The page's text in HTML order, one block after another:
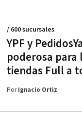
YPF y
poderosa para
tiendas Full a
/ 600 sucursales
PorIgnacio Ortiz